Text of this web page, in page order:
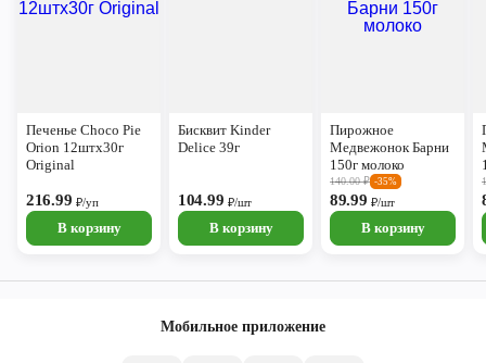
Печенье Choco Pie
Orion 12штх30г
Original
216.99 ₽/уп
В корзину
Бисквит Kinder
Delice 39г
104.99 ₽/шт
В корзину
Пирожное
Медвежонок Барни
150г молоко
140.00₽ -35%
89.99₽/шт
В корзину
Мобильное приложение